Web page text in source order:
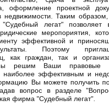
оформление проектной
недвижимости. Таким
легат" позволяет
меропориятия,
эффективной и
Поэтому
как граждан, так и
мы решим Ваши правовые
наиболее эффективным и
Вы можете получить
вопрос в разделе
фирма "Судебный легат".